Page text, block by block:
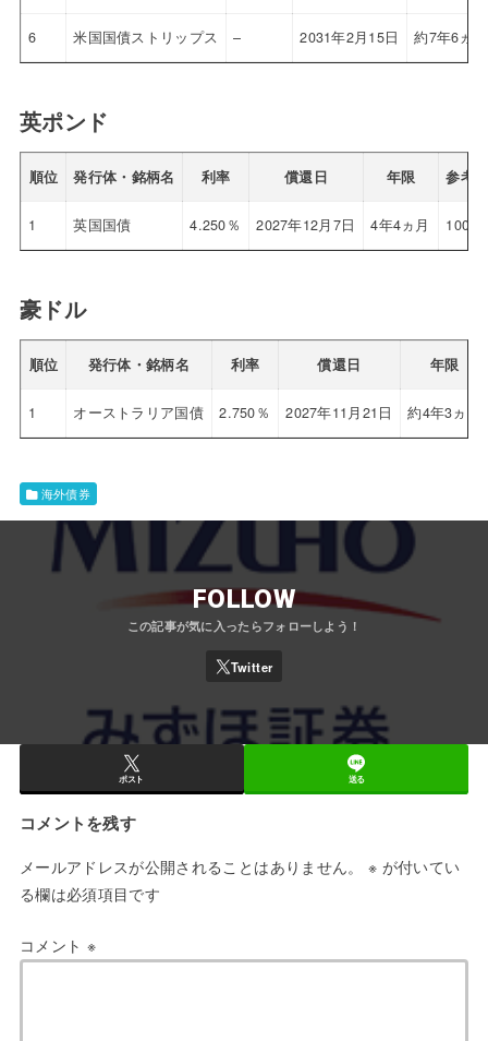
6 米国国債ストリップス – 2031年2月15日 約7年6ヵ月
英ポンド
順位 発行体・銘柄名 利率 償還日 年限 参考
1 英国国債 4.250％ 2027年12月7日 4年4ヵ月
豪ドル
順位 発行体・銘柄名 利率 償還日 年限
1 オーストラリア国債 2.750％ 2027年11月21日 約4年3ヵ月
海外債券
FOLLOW
ポスト 送る
コメントを残す
メールアドレスが公開されることはありません。 ※ が付いてい
る欄は必須項目です
コメント ※